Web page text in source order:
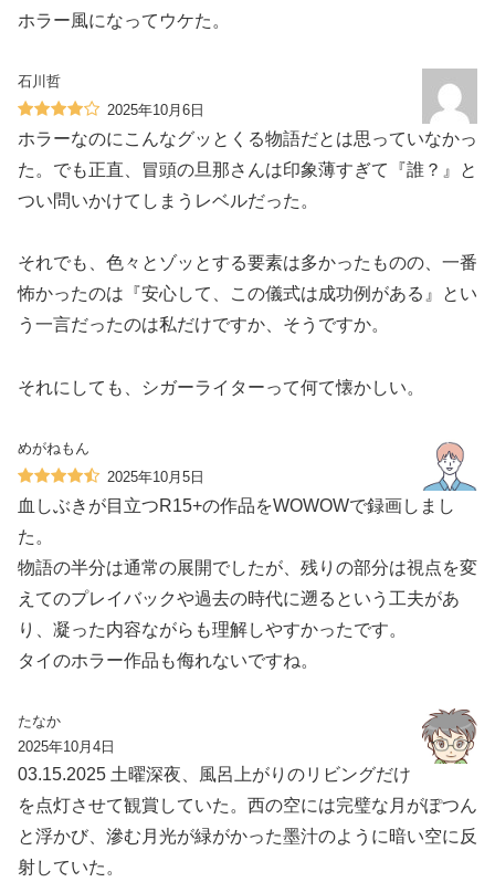
ホラー風になってウケた。
石川哲
2025年10月6日
ホラーなのにこんなグッとくる物語だとは思っていなかっ
た。でも正直、冒頭の旦那さんは印象薄すぎて『誰？』と
つい問いかけてしまうレベルだった。
それでも、色々とゾッとする要素は多かったものの、一番
怖かったのは『安心して、この儀式は成功例がある』とい
う一言だったのは私だけですか、そうですか。
それにしても、シガーライターって何て懐かしい。
めがねもん
2025年10月5日
血しぶきが目立つR15+の作品をWOWOWで録画しまし
た。
物語の半分は通常の展開でしたが、残りの部分は視点を変
えてのプレイバックや過去の時代に遡るという工夫があ
り、凝った内容ながらも理解しやすかったです。
タイのホラー作品も侮れないですね。
たなか
2025年10月4日
03.15.2025 土曜深夜、風呂上がりのリビングだけ
を点灯させて観賞していた。西の空には完璧な月がぽつん
と浮かび、滲む月光が緑がかった墨汁のように暗い空に反
射していた。